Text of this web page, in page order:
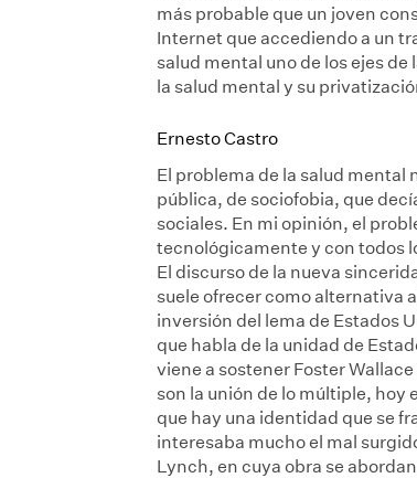
más probable que un joven
Internet que accediendo a un
salud mental uno de los ejes
la salud mental y su
Ernesto Castro
El problema de la salud mental
pública, de sociofobia, que
sociales. En mi opinión, el
tecnológicamente y con todos
El discurso de la nueva
suele ofrecer como alternativa
inversión del lema de Estados
que habla de la unidad de
viene a sostener Foster
son la unión de lo múltiple, hoy
que hay una identidad que se
interesaba mucho el mal
Lynch, en cuya obra se